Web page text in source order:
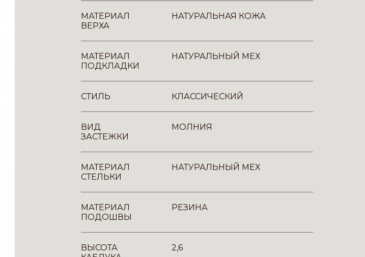
МАТЕРИАЛ
ВЕРХА
НАТУРАЛЬНАЯ КОЖА
МАТЕРИАЛ
ПОДКЛАДКИ
НАТУРАЛЬНЫЙ МЕХ
СТИЛЬ КЛАССИЧЕСКИЙ
ВИД
ЗАСТЕЖКИ
МОЛНИЯ
МАТЕРИАЛ
СТЕЛЬКИ
НАТУРАЛЬНЫЙ МЕХ
МАТЕРИАЛ
ПОДОШВЫ
РЕЗИНА
ВЫСОТА
2,6